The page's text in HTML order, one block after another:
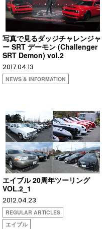
写真で見るダッジチャレンジャ
ー SRT デーモン (Challenger
SRT Demon) vol.2
2017.04.13
NEWS & INFORMATION
エイブル 20周年ツーリング
VOL.2_1
2012.04.23
REGULAR ARTICLES
エイブル